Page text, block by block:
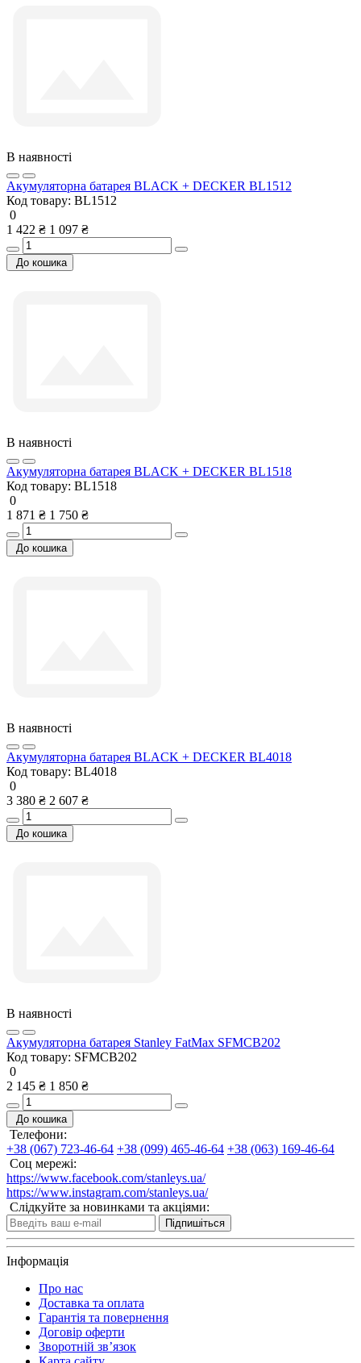
В наявності
Акумуляторна батарея BLACK + DECKER BL1512
Код товару: BL1512
0
1 422 ₴ 1 097 ₴
До кошика
В наявності
Акумуляторна батарея BLACK + DECKER BL1518
Код товару: BL1518
0
1 871 ₴ 1 750 ₴
До кошика
В наявності
Акумуляторна батарея BLACK + DECKER BL4018
Код товару: BL4018
0
3 380 ₴ 2 607 ₴
До кошика
В наявності
Акумуляторна батарея Stanley FatMax SFMCB202
Код товару: SFMCB202
0
2 145 ₴ 1 850 ₴
До кошика
Телефони:
+38 (067) 723-46-64 +38 (099) 465-46-64 +38 (063) 169-46-64
Соц мережі:
https://www.facebook.com/stanleys.ua/
https://www.instagram.com/stanleys.ua/
Слідкуйте за новинками та акціями:
Підпишіться
Інформація
Про нас
Доставка та оплата
Гарантія та повернення
Договір оферти
Зворотній зв’язок